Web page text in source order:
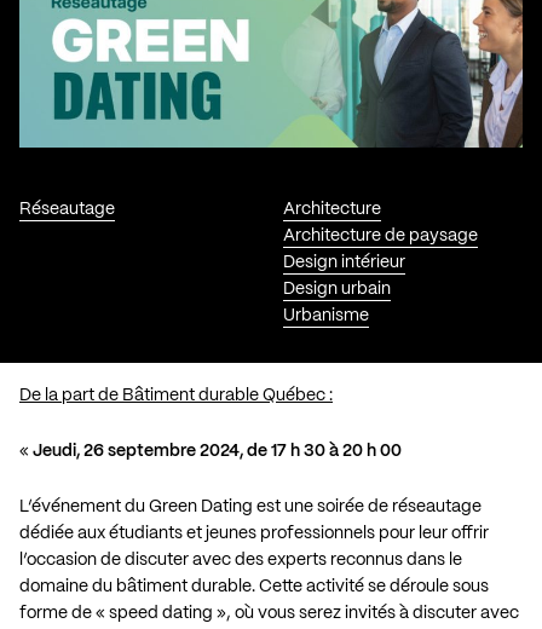
Réseautage
Architecture
Architecture de paysage
Design intérieur
Design urbain
Urbanisme
De la part de Bâtiment durable Québec :
« Jeudi, 26 septembre 2024, de 17 h 30 à 20 h 00
L’événement du Green Dating est une soirée de réseautage
dédiée aux étudiants et jeunes professionnels pour leur offrir
l’occasion de discuter avec des experts reconnus dans le
domaine du bâtiment durable. Cette activité se déroule sous
forme de « speed dating », où vous serez invités à discuter avec